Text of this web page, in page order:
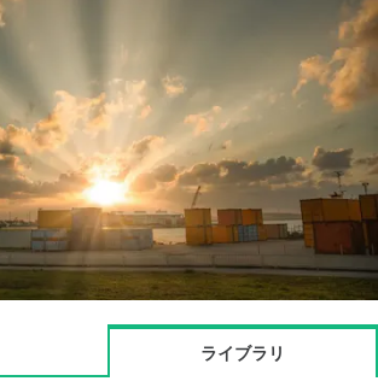
ライブラリ